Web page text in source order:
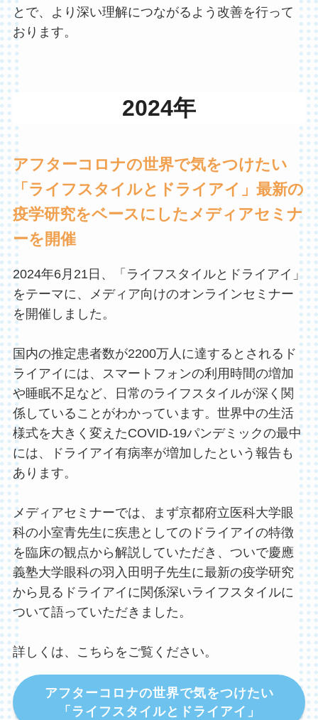
とで、より深い理解につながるよう改善を行って
おります。
2024年
アフターコロナの世界で気をつけたい
「ライフスタイルとドライアイ」最新の
疫学研究をベースにしたメディアセミナ
ーを開催
2024年6月21日、「ライフスタイルとドライアイ」
をテーマに、メディア向けのオンラインセミナー
を開催しました。
国内の推定患者数が2200万人に達するとされるド
ライアイには、スマートフォンの利用時間の増加
や睡眠不足など、日常のライフスタイルが深く関
係していることがわかっています。世界中の生活
様式を大きく変えたCOVID-19パンデミックの最中
には、ドライアイ有病率が増加したという報告も
あります。
メディアセミナーでは、まず京都府立医科大学眼
科の小室青先生に疾患としてのドライアイの特徴
を臨床の観点から解説していただき、ついで慶應
義塾大学眼科の羽入田明子先生に最新の疫学研究
から見るドライアイに関係深いライフスタイルに
ついて語っていただきました。
詳しくは、こちらをご覧ください。
アフターコロナの世界で気をつけたい
「ライフスタイルとドライアイ」